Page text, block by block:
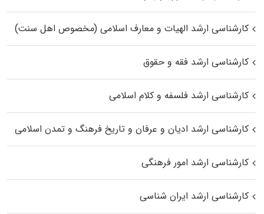
کارشناسی ارشد الهیات و معارف اسلامی (مخصوص اهل سنت)
کارشناسی ارشد فقه و حقوق
کارشناسی ارشد فلسفه و کلام اسلامی
کارشناسی ارشد ادیان و عرفان و تاریخ فرهنگ و تمدن اسلامی
کارشناسی ارشد امور فرهنگی
کارشناسی ارشد ایران شناسی